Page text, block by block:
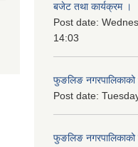
बजेट तथा कार्यक्रम ।
Post date:
14:03
फुङलिङ नगरपालिकाको
Post date:
फुङलिङ